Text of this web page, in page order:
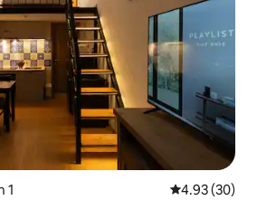
1 Calificación
4.93 (30)